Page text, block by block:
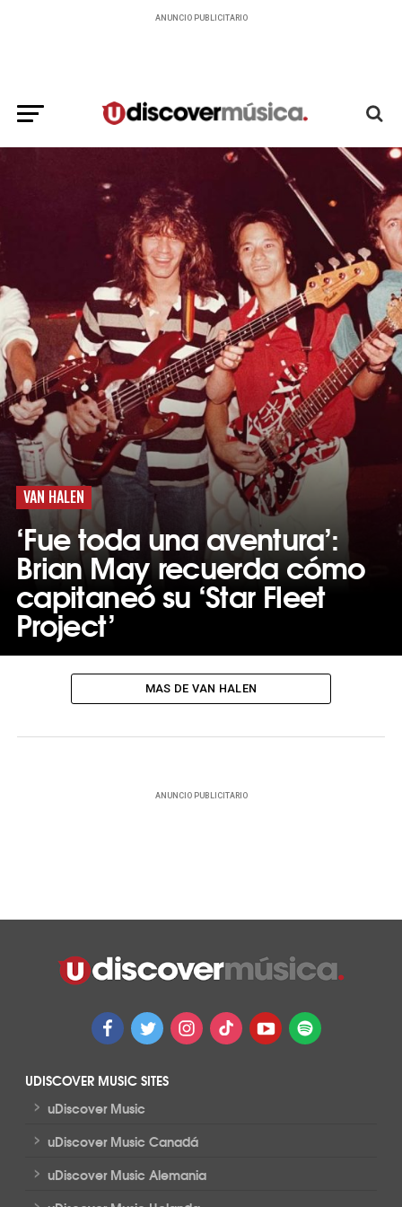
ANUNCIO PUBLICITARIO
VAN HALEN
‘Fue toda una aventura’:
Brian May recuerda cómo
capitaneó su ‘Star Fleet
Project’
MAS DE VAN HALEN
ANUNCIO PUBLICITARIO
UDISCOVER MUSIC SITES
> uDiscover Music
> uDiscover Music Canadá
> uDiscover Music Alemania